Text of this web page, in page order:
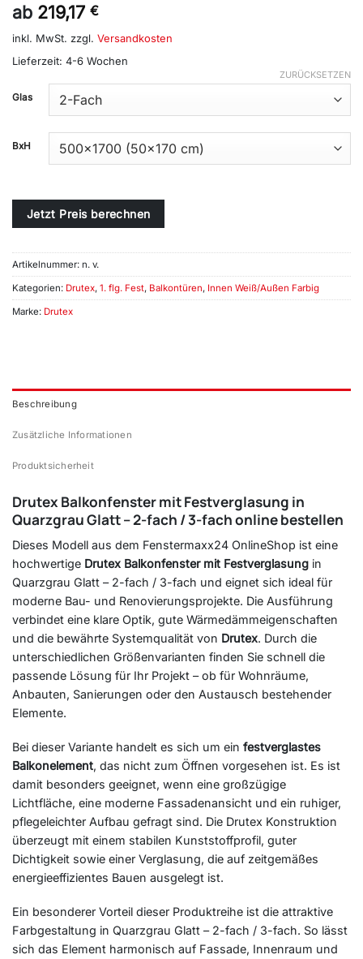
ab 219,17 €
inkl. MwSt. zzgl. Versandkosten
Lieferzeit: 4-6 Wochen
Glas
BxH
ZURÜCKSETZEN
Alternative:
Jetzt Preis berechnen
Artikelnummer: n. v.
Kategorien: Drutex, 1. flg. Fest, Balkontüren, Innen Weiß/Außen Farbig
Marke: Drutex
Beschreibung
Zusätzliche Informationen
Produktsicherheit
Drutex Balkonfenster mit Festverglasung in
Quarzgrau Glatt – 2-fach / 3-fach online bestellen
Dieses Modell aus dem Fenstermaxx24 OnlineShop ist eine
hochwertige Drutex Balkonfenster mit Festverglasung in
Quarzgrau Glatt – 2-fach / 3-fach und eignet sich ideal für
moderne Bau- und Renovierungsprojekte. Die Ausführung
verbindet eine klare Optik, gute Wärmedämmeigenschaften
und die bewährte Systemqualität von Drutex. Durch die
unterschiedlichen Größenvarianten finden Sie schnell die
passende Lösung für Ihr Projekt – ob für Wohnräume,
Anbauten, Sanierungen oder den Austausch bestehender
Elemente.
Bei dieser Variante handelt es sich um ein festverglastes
Balkonelement, das nicht zum Öffnen vorgesehen ist. Es ist
damit besonders geeignet, wenn eine großzügige
Lichtfläche, eine moderne Fassadenansicht und ein ruhiger,
pflegeleichter Aufbau gefragt sind. Die Drutex Konstruktion
überzeugt mit einem stabilen Kunststoffprofil, guter
Dichtigkeit sowie einer Verglasung, die auf zeitgemäßes
energieeffizientes Bauen ausgelegt ist.
Ein besonderer Vorteil dieser Produktreihe ist die attraktive
Farbgestaltung in Quarzgrau Glatt – 2-fach / 3-fach. So lässt
sich das Element harmonisch auf Fassade, Innenraum und